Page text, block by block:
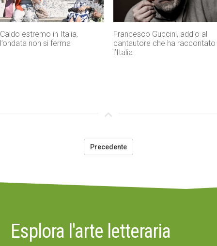
Caldo estremo in Italia,
l’ondata non si ferma
Francesco Guccini, addio al
cantautore che ha raccontato
l’Italia
Precedente
Esplora l'arte letteraria